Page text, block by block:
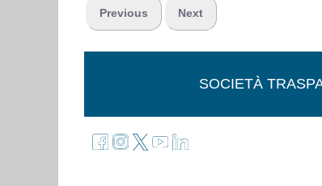
Previous Next
SOCIETÀ